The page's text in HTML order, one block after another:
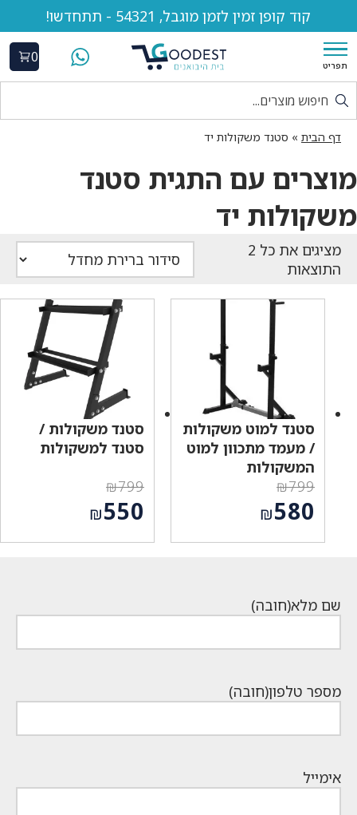
קוד קופן זמין לזמן מוגבל, 54321 - תתחדשו!
תפריט
0
דף הבית » סטנד משקולות יד
מוצרים עם התגית סטנד
משקולות יד
התוצאות
סטנד למוט משקולות
/ מעמד מתכוון למוט
המשקולות
₪799
המחיר
המקורי
היה:
₪580
סטנד משקולות /
סטנד למשקולות
₪799
המחיר
המקורי
היה:
₪550
שם מלא(חובה)
מספר טלפון(חובה)
אימייל